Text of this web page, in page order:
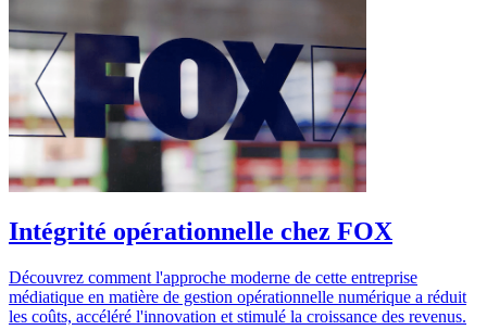
Intégrité opérationnelle chez FOX
Découvrez comment l'approche moderne de cette entreprise
médiatique en matière de gestion opérationnelle numérique a réduit
les coûts, accéléré l'innovation et stimulé la croissance des revenus.